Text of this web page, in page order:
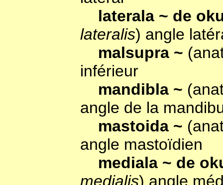
laterala ~ de
lateralis) angle
malsupra ~
inférieur
mandibla ~
angle de la
mastoida ~
angle mastoïdien
mediala ~ de
medialis) angle